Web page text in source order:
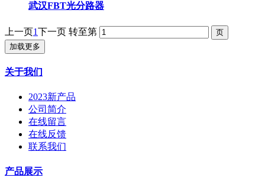
武汉FBT光分路器
上一页1下一页 转至第
加载更多
关于我们
2023新产品
公司简介
在线留言
在线反馈
联系我们
产品展示